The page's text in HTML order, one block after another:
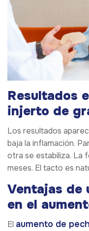
Resultados
injerto de
Los resultados
baja la inflamación.
otra se estabiliza. La
meses. El tacto es
Ventajas de
en el
El aumento de